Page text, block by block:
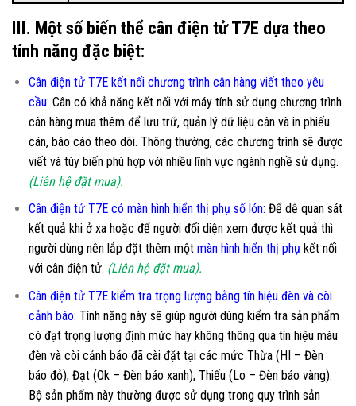
III. Một số biến thể cân điện tử T7E dựa theo
tính năng đặc biệt:
Cân điện tử T7E kết nối chương trình cân hàng viết theo yêu
cầu: Cân có khả năng kết nối với máy tính sử dụng chương trình
cân hàng mua thêm để lưu trữ, quản lý dữ liệu cân và in phiếu
cân, báo cáo theo dõi. Thông thường, các chương trình sẽ được
viết và tùy biến phù hợp với nhiều lĩnh vực ngành nghề sử dụng.
(Liên hệ đặt mua).
Cân điện tử T7E có màn hình hiển thị phụ số lớn: Để dễ quan sát
kết quả khi ở xa hoặc để người đối diện xem được kết quả thì
người dùng nên lắp đặt thêm một màn hình hiển thị phụ kết nối
với cân điện tử. (Liên hệ đặt mua).
Cân điện tử T7E kiểm tra trọng lượng bằng tín hiệu đèn và còi
cảnh báo: Tính năng này sẽ giúp người dùng kiểm tra sản phẩm
có đạt trọng lượng định mức hay không thông qua tín hiệu màu
đèn và còi cảnh báo đã cài đặt tại các mức Thừa (HI – Đèn
báo đỏ), Đạt (Ok – Đèn báo xanh), Thiếu (Lo – Đèn báo vàng).
Bộ sản phẩm này thường được sử dụng trong quy trình sản